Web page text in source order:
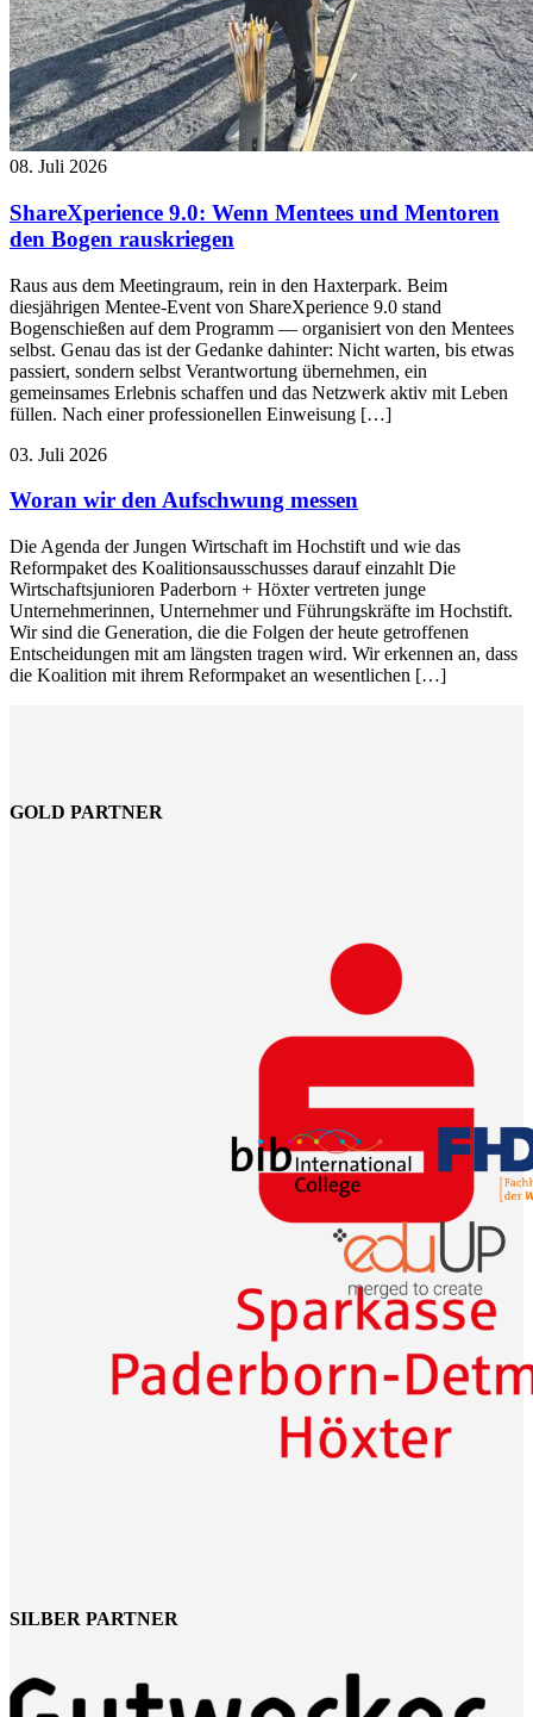
08. Juli 2026
ShareXperience 9.0: Wenn Mentees und Mentoren
den Bogen rauskriegen
Raus aus dem Meetingraum, rein in den Haxterpark. Beim
diesjährigen Mentee-Event von ShareXperience 9.0 stand
Bogenschießen auf dem Programm — organisiert von den Mentees
selbst. Genau das ist der Gedanke dahinter: Nicht warten, bis etwas
passiert, sondern selbst Verantwortung übernehmen, ein
gemeinsames Erlebnis schaffen und das Netzwerk aktiv mit Leben
füllen. Nach einer professionellen Einweisung […]
03. Juli 2026
Woran wir den Aufschwung messen
Die Agenda der Jungen Wirtschaft im Hochstift und wie das
Reformpaket des Koalitionsausschusses darauf einzahlt Die
Wirtschaftsjunioren Paderborn + Höxter vertreten junge
Unternehmerinnen, Unternehmer und Führungskräfte im Hochstift.
Wir sind die Generation, die die Folgen der heute getroffenen
Entscheidungen mit am längsten tragen wird. Wir erkennen an, dass
die Koalition mit ihrem Reformpaket an wesentlichen […]
GOLD PARTNER
SILBER PARTNER